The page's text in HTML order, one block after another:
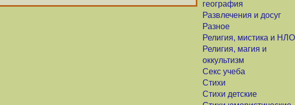
география
Развлечения и досуг
Разное
Религия, мистика и НЛО
Религия, магия и
оккультизм
Секс учеба
Стихи
Стихи детские